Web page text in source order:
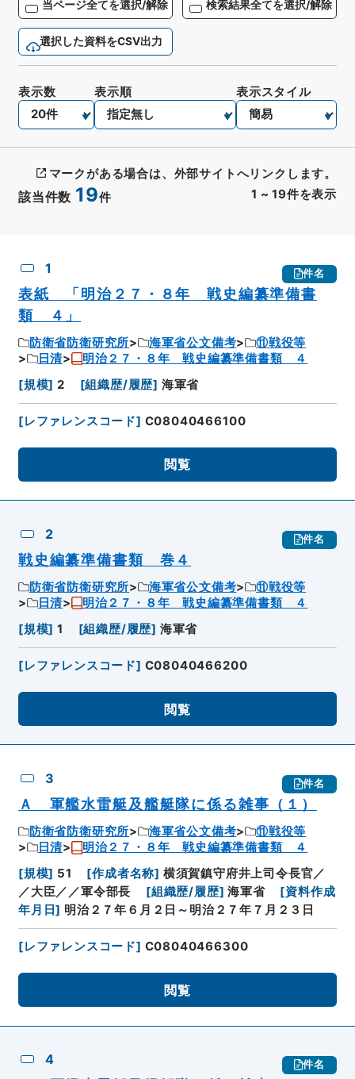
当ページ全てを選択/解除 検索結果全てを選択/解除
選択した資料をCSV出力
該当件数 19件 1 ~ 19件を表示
表示数 表示順 表示スタイル
マークがある場合は、外部サイトへリンクします。
1 件名
表紙 「明治２７・８年 戦史編纂準備書
類 ４」
防衛省防衛研究所 海軍省公文備考
⑪戦役等
日清
明治２７・８年 戦史編纂準備書類 ４
[規模] 2 [組織歴/履歴] 海軍省
[レファレンスコード] C08040466100
閲覧
2 件名
戦史編纂準備書類 巻４
防衛省防衛研究所 海軍省公文備考
⑪戦役等
日清
明治２７・８年 戦史編纂準備書類 ４
[規模] 1 [組織歴/履歴] 海軍省
[レファレンスコード] C08040466200
閲覧
3 件名
Ａ 軍艦水雷艇及艦艇隊に係る雑事（１）
防衛省防衛研究所 海軍省公文備考
⑪戦役等
日清
明治２７・８年 戦史編纂準備書類 ４
[規模] 51 [作成者名称] 横須賀鎮守府井上司令長官／
／大臣／／軍令部長
[組織歴/履歴] 海軍省 [資料作成
年月日] 明治２７年６月２日～明治２７年７月２３日
[レファレンスコード] C08040466300
閲覧
4 件名